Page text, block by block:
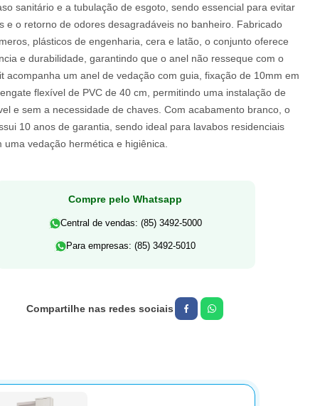
sanitário e a tubulação de esgoto, sendo essencial para evitar
e o retorno de odores desagradáveis no banheiro. Fabricado
plásticos de engenharia, cera e latão, o conjunto oferece
e durabilidade, garantindo que o anel não resseque com o
acompanha um anel de vedação com guia, fixação de 10mm em
flexível de PVC de 40 cm, permitindo uma instalação de
e sem a necessidade de chaves. Com acabamento branco, o
10 anos de garantia, sendo ideal para lavabos residenciais
uma vedação hermética e higiênica.
Compre pelo Whatsapp
Central de vendas: (85) 3492-5000
Para empresas: (85) 3492-5010